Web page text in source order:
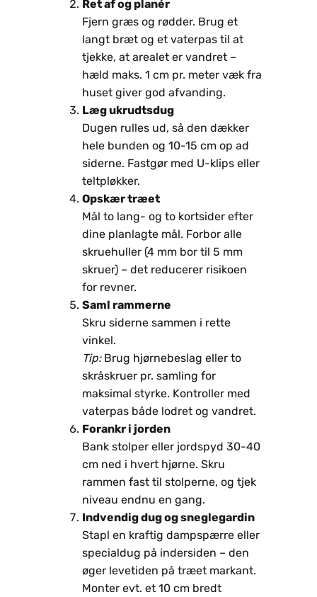
Ret af og planér
Fjern græs og rødder. Brug et
langt bræt og et vaterpas til at
tjekke, at arealet er vandret –
hæld maks. 1 cm pr. meter væk fra
huset giver god afvanding.
Læg ukrudtsdug
Dugen rulles ud, så den dækker
hele bunden og 10-15 cm op ad
siderne. Fastgør med U-klips eller
teltpløkker.
Opskær træet
Mål to lang- og to kortsider efter
dine planlagte mål. Forbor alle
skruehuller (4 mm bor til 5 mm
skruer) – det reducerer risikoen
for revner.
Saml rammerne
Skru siderne sammen i rette
vinkel.
Tip:Brug hjørnebeslag eller to
skråskruer pr. samling for
maksimal styrke. Kontroller med
vaterpas både lodret og vandret.
Forankr i jorden
Bank stolper eller jordspyd 30-40
cm ned i hvert hjørne. Skru
rammen fast til stolperne, og tjek
niveau endnu en gang.
Indvendig dug og sneglegardin
Stapl en kraftig dampspærre eller
specialdug på indersiden – den
øger levetiden på træet markant.
Monter evt. et 10 cm bredt